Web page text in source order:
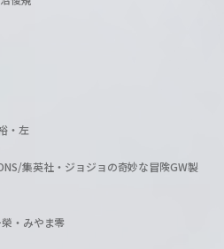
・左
集英社・ジョジョの奇妙な冒険GW製
・みやま零